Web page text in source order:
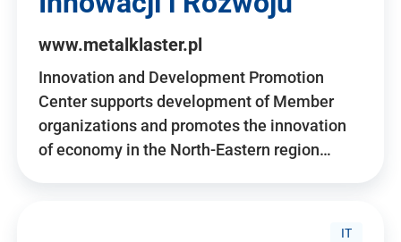
www.metalklaster.pl
Innovation and Development Promotion
Center supports development of Member
organizations and promotes the innovation
of economy in the North-Eastern region…
IT